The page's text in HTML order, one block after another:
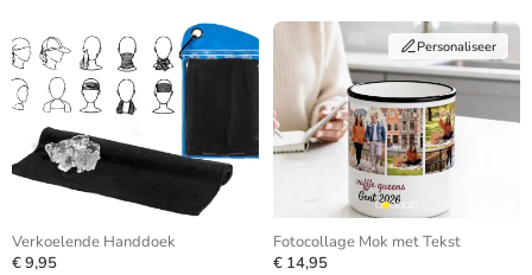
Verkoelende Handdoek
€ 9,95
Personaliseer
Fotocollage Mok met Tekst
€ 14,95